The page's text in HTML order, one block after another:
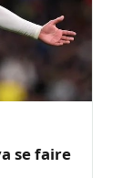
se faire